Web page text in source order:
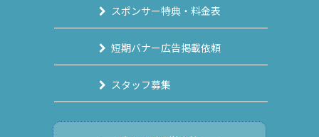
スポンサー特典・料金表
短期バナー広告掲載依頼
スタッフ募集